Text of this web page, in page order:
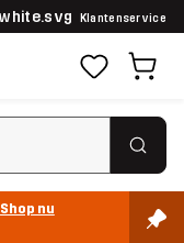
Klantenservice
Shop nu